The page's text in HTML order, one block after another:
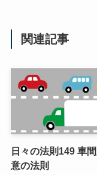
関連記事
日々の法則149 車
意の法則